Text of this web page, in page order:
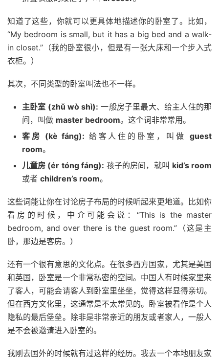
知道了这些，你就可以更具体地描述你的卧室了。比如，
“My bedroom is small, but it has a big bed and a walk-
in closet.”（我的卧室很小，但是有一张大床和一个步入式
衣柜。）
其次，不同类型的卧室叫法也不一样。
主卧室 (zhǔ wò shì): 一般房子里最大、给主人住的那
间，叫做 master bedroom。这个词非常常用。
客房 (kè fáng): 给客人住的卧室，叫做 guest
room。
儿童房 (ér tóng fáng): 孩子的房间，就叫 kid’s room
或者 children’s room。
这些词能让你在讨论房子布局的时候听起来更地道。比如你
看房的时候，中介可能会说：“This is the master
bedroom, and over there is the guest room.”（这是主
卧，那边是客房。）
还有一个很有意思的文化点。在很多西方国家，尤其是美国
和英国，卧室是一个非常私密的空间。中国人有时候家里来
了客人，可能会请客人到卧室里坐坐，觉得这样显得亲切。
但在西方文化里，这通常是不太常见的。卧室被看作是个人
隐私的最后堡垒。除非是非常亲近的朋友或者家人，一般人
是不会被邀请进入卧室的。
我刚去国外的时候就有过这样的经历。我去一个本地朋友家